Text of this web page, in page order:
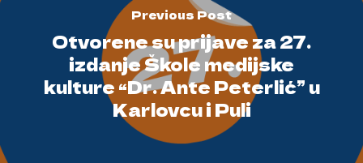
Previous Post
Otvorene su prijave za 27.
izdanje Škole medijske
kulture “Dr. Ante Peterlić” u
Karlovcu i Puli